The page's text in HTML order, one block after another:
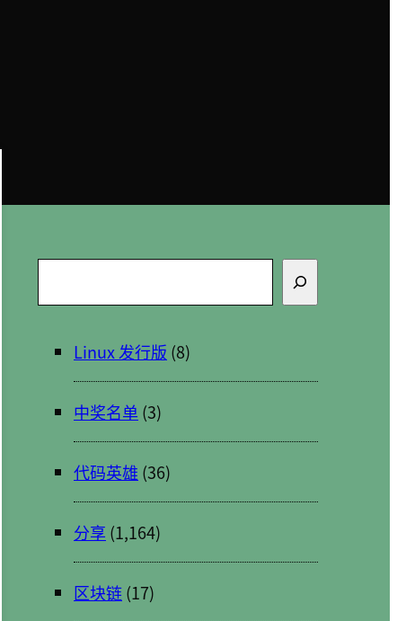
索
Linux 发行版 (8)
中奖名单 (3)
代码英雄 (36)
分享 (1,164)
区块链(17)